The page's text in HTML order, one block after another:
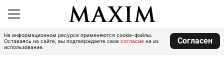
На информационном ресурсе применяются cookie-файлы.
Оставаясь на сайте, вы подтверждаете свое согласие на их
использование.
Согласен